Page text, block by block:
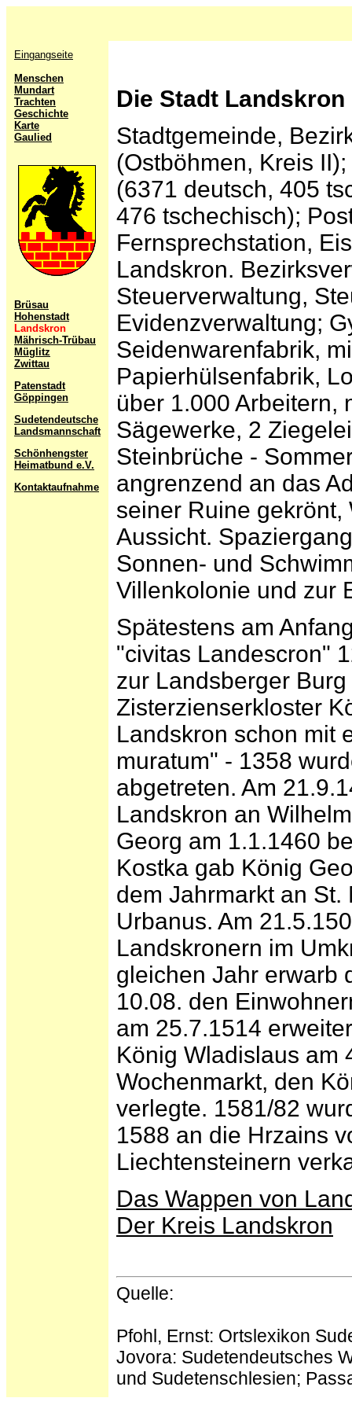
Eingangseite
Menschen
Mundart
Trachten
Geschichte
Karte
Gaulied
Brüsau
Hohenstadt
Landskron
Mährisch-Trübau
Müglitz
Zwittau
Patenstadt
Göppingen
Sudetendeutsche
Landsmannschaft
Schönhengster
Heimatbund e.V.
Kontaktaufnahme
Die Stadt Landskron
Stadtgemeinde,
(Ostböhmen, Kreis
(6371 deutsch, 405
476 tschechisch);
Fernsprechstation,
Landskron.
Steuerverwaltung,
Evidenzverwaltung;
Seidenwarenfabrik,
Papierhülsenfabrik,
über 1.000 Arbeitern,
Sägewerke, 2
Steinbrüche -
angrenzend an das
seiner Ruine
Aussicht.
Sonnen- und
Villenkolonie und zur
Spätestens am
"civitas Landescron"
zur Landsberger
Zisterzienserkloster
Landskron schon mit
muratum" - 1358
abgetreten. Am
Landskron an
Georg am 1.1.1460
Kostka gab König
dem Jahrmarkt an
Urbanus. Am
Landskronern im
gleichen Jahr erwarb
10.08. den
am 25.7.1514
König Wladislaus am
Wochenmarkt, den
verlegte. 1581/82
1588 an die Hrzains
Liechtensteinern
Das Wappen von
Der Kreis Landskron
Quelle:
Pfohl, Ernst: Ortslexikon
Jovora: Sudetendeutsches
und Sudetenschlesien;